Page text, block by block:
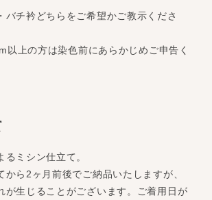
チ衿どちらをご希望かご教示くださ
上の方は染色前にあらかじめご申告く
るミシン仕立て。
から2ヶ月前後でご納品いたしますが、
が生じることがございます。ご着用日が